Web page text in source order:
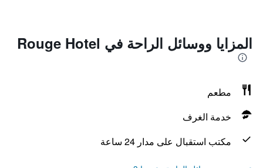
المزايا ووسائل الراحة في Rouge Hotel
مطعم
خدمة الغرف
مكتب استقبال على مدار 24 ساعة